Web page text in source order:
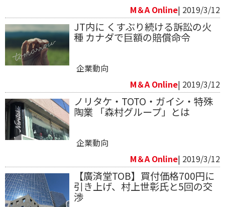
M＆A Online| 2019/3/12
JT内に くすぶり続ける訴訟の火
種 カナダで巨額の賠償命令
企業動向
M＆A Online| 2019/3/12
ノリタケ・TOTO・ガイシ・特殊
陶業 「森村グループ」とは
企業動向
M＆A Online| 2019/3/12
【廣済堂TOB】買付価格700円に
引き上げ、村上世彰氏と5回の交
渉